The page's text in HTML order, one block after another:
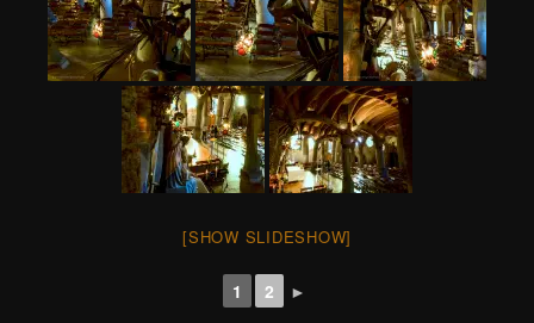
[SHOW SLIDESHOW]
1 2 ►